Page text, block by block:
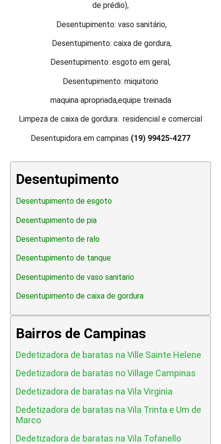
de prédio),
Desentupimento: vaso sanitário,
Desentupimento: caixa de gordura,
Desentupimento: esgoto em geral,
Desentupimento: miquitorio
maquina apropriada,equipe treinada
Limpeza de caixa de gordura: residencial e comercial
Desentupidora em campinas (19) 99425-4277
Desentupimento
Desentupimento de esgoto
Desentupimento de pia
Desentupimento de ralo
Desentupimento de tanque
Desentupimento de vaso sanitario
Desentupimento de caixa de gordura
Bairros de Campinas
Dedetizadora de baratas na Ville Sainte Helene
Dedetizadora de baratas no Village Campinas
Dedetizadora de baratas na Vila Virginia
Dedetizadora de baratas na Vila Trinta e Um de
Marco
Dedetizadora de baratas na Vila Tofanello